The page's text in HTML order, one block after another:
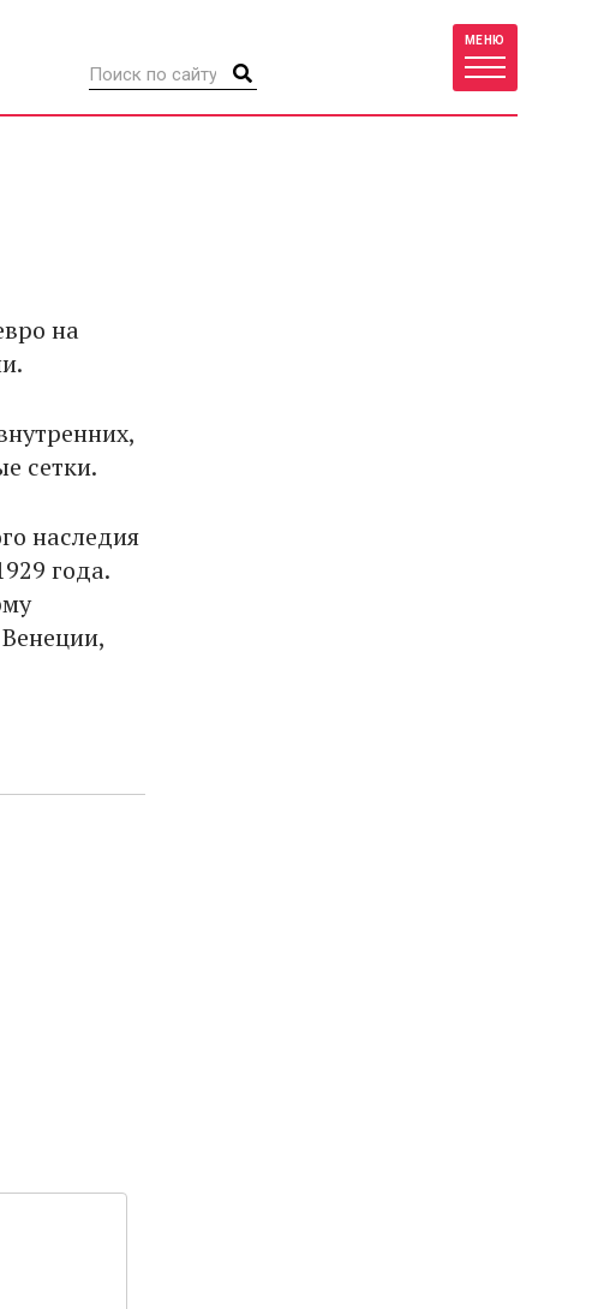
МЕНЮ
на
сетки.
наследия
года.